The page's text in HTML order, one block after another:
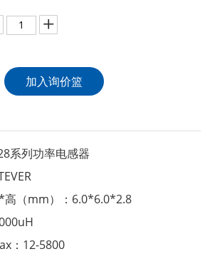
加入询价篮
系列功率电感器
（mm）： 6.0*6.0*2.8
： 12-5800